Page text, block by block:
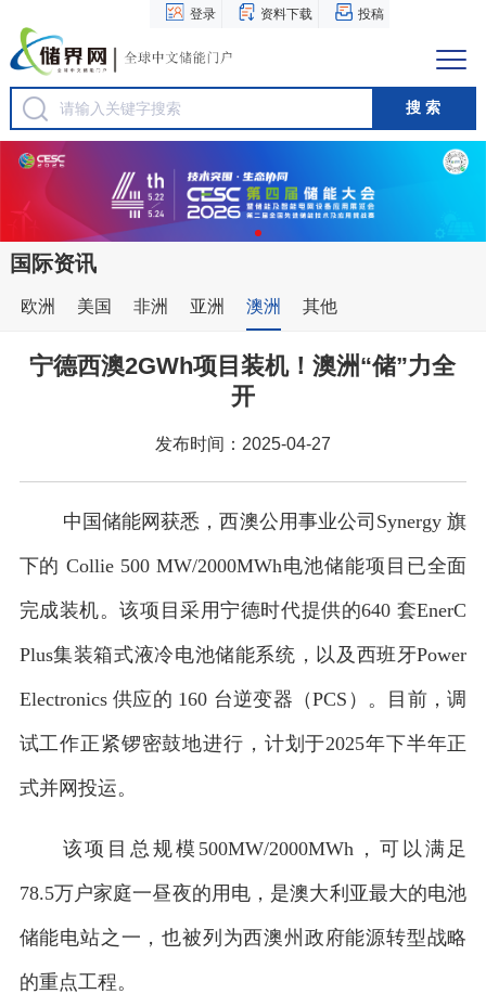
登录 资料下载 投稿
国际资讯
欧洲 美国 非洲 亚洲 澳洲 其他
宁德西澳2GWh项目装机！澳洲“储”力全
开
发布时间：2025-04-27
中国储能网获悉，西澳公用事业公司Synergy 旗
下的 Collie 500 MW/2000MWh电池储能项目已全面
完成装机。该项目采用宁德时代提供的640 套EnerC
Plus集装箱式液冷电池储能系统，以及西班牙Power
Electronics 供应的 160 台逆变器（PCS）。目前，调
试工作正紧锣密鼓地进行，计划于2025年下半年正
式并网投运。
该项目总规模500MW/2000MWh，可以满足
78.5万户家庭一昼夜的用电，是澳大利亚最大的电池
储能电站之一，也被列为西澳州政府能源转型战略
的重点工程。